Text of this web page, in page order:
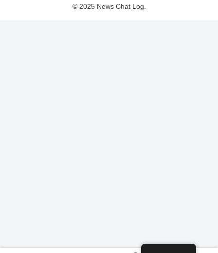
© 2025 News Chat Log.